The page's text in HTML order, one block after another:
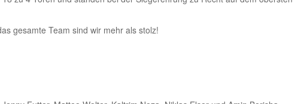
gesamte Team sind wir mehr als stolz!